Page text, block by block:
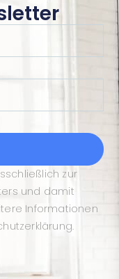
zur
und damit
Informationen